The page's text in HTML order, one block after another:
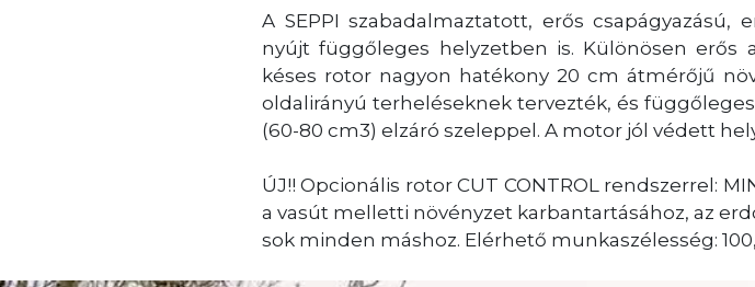
A SEPPI szabadalmaztatott, erős
nyújt függőleges helyzetben is. Különösen erős
késes rotor nagyon hatékony 20 cm átmérőjű
oldalirányú terheléseknek tervezték, és
(60-80 cm3) elzáró szeleppel. A motor jól védett
ÚJ!! Opcionális rotor CUT CONTROL rendszerrel:
a vasút melletti növényzet karbantartásához, az
sok minden máshoz. Elérhető munkaszélesség: 100,